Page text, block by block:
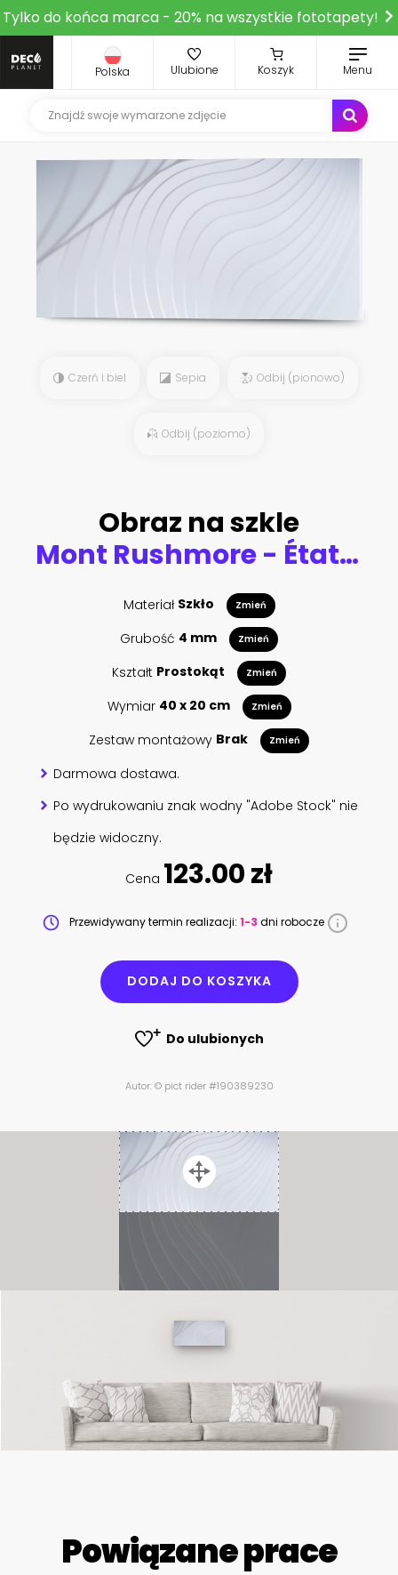
Tylko do końca marca - 20% na wszystkie fototapety!
Polska Ulubione Koszyk Menu
Czerń i biel Sepia Odbij (pionowo)
Odbij (poziomo)
Obraz na szkle
Mont Rushmore - États Unis - monument - symbole - américain - USA - sculpture - amérique
Materiał Szkło Zmień
Grubość 4 mm Zmień
Kształt Prostokąt Zmień
Wymiar 40 x 20 cm Zmień
Zestaw montażowy Brak Zmień
Darmowa dostawa.
Po wydrukowaniu znak wodny "Adobe Stock" nie
będzie widoczny.
Cena 123.00 zł
Przewidywany termin realizacji: 1-3 dni robocze
DODAJ DO KOSZYKA
Do ulubionych
Autor: © pict rider #190389230
Powiązane prace